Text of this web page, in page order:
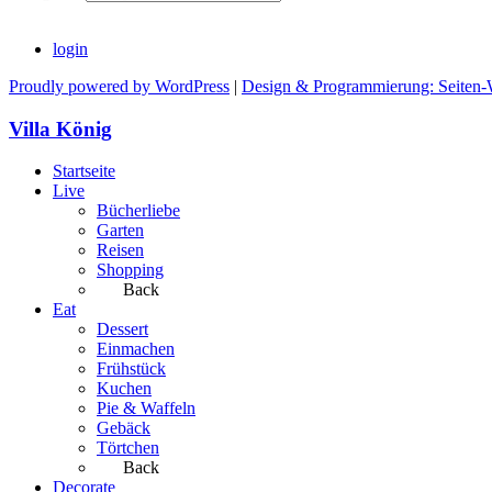
login
Proudly powered by WordPress | Design & Programmierung: Seiten-
Villa König
Startseite
Live
Bücherliebe
Garten
Reisen
Shopping
Back
Eat
Dessert
Einmachen
Frühstück
Kuchen
Pie & Waffeln
Gebäck
Törtchen
Back
Decorate